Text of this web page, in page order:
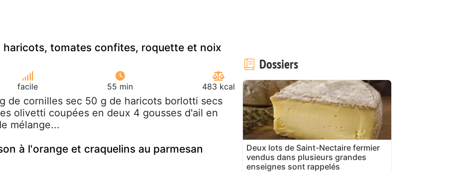
haricots, tomates confites, roquette et noix
facile 55 min 483 kcal
de cornilles sec 50 g de haricots borlotti secs
olivetti coupées en deux 4 gousses d'ail en
mélange...
à l'orange et craquelins au parmesan
Dossiers
Deux lots de Saint-Nectaire fermier
vendus dans plusieurs grandes
enseignes sont rappelés